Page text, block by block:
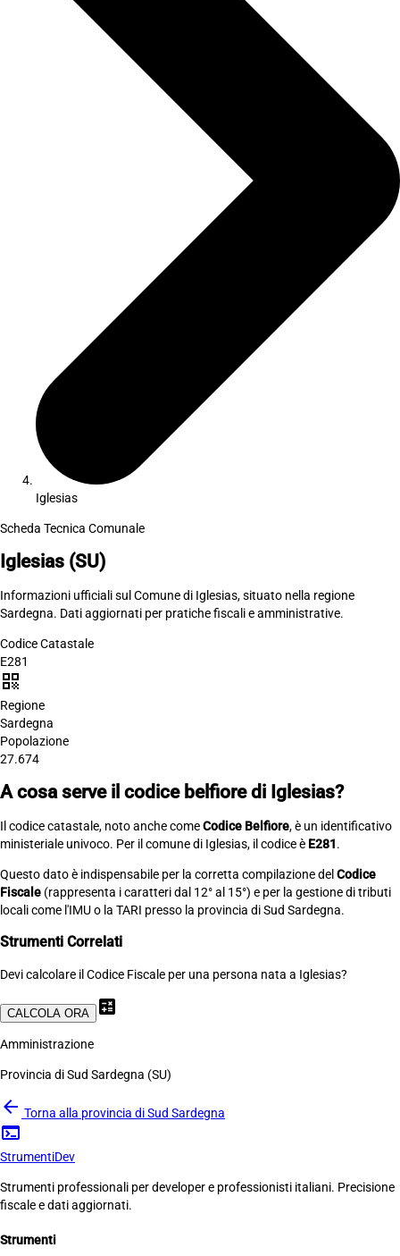
Iglesias
Scheda Tecnica Comunale
Iglesias (SU)
Informazioni ufficiali sul Comune di Iglesias, situato nella regione
Sardegna. Dati aggiornati per pratiche fiscali e amministrative.
Codice Catastale
E281
qr_code
Regione
Sardegna
Popolazione
27.674
A cosa serve il codice belfiore di Iglesias?
Il codice catastale, noto anche comeCodice Belfiore, è un identificativo
ministeriale univoco. Per il comune di Iglesias, il codice è E281.
Questo dato è indispensabile per la corretta compilazione del Codice
Fiscale (rappresenta i caratteri dal 12° al 15°) e per la gestione di tributi
locali come l'IMU o la TARI presso la provincia di Sud Sardegna.
Strumenti Correlati
Devi calcolare il Codice Fiscale per una persona nata a Iglesias?
CALCOLA ORA calculate
Amministrazione
Provincia di Sud Sardegna (SU)
arrow_back Torna alla provincia di Sud Sardegna
terminal
StrumentiDev
Strumenti professionali per developer e professionisti italiani. Precisione
fiscale e dati aggiornati.
Strumenti